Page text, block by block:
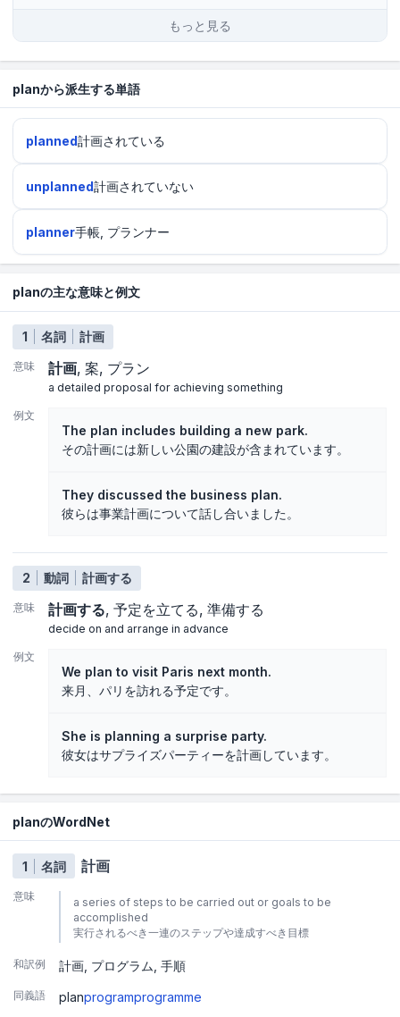
もっと見る
planから派生する単語
planned計画されている
unplanned計画されていない
planner手帳, プランナー
planの主な意味と例文
1 名詞 計画
意味 計画 案 プラン
a detailed proposal for achieving something
例文
The plan includes building a new park.
その計画には新しい公園の建設が含まれています。
They discussed the business plan.
彼らは事業計画について話し合いました。
2 動詞 計画する
意味 計画する 予定を立てる 準備する
decide on and arrange in advance
例文
We plan to visit Paris next month.
来月、パリを訪れる予定です。
She is planning a surprise party.
彼女はサプライズパーティーを計画しています。
planのWordNet
1 名詞 計画
意味
a series of steps to be carried out or goals to be
accomplished
実行されるべき一連のステップや達成すべき目標
和訳例 計画 プログラム 手順
同義語 planprogramprogramme